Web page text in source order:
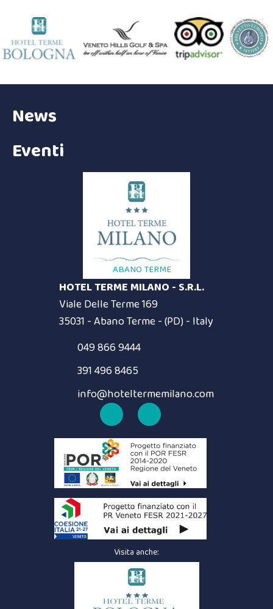
ABANO TERME
Visita anche:
HOTEL TERME MILANO - S.R.L.
Viale Delle Terme 169
35031 - Abano Terme - (PD) - Italy
049 866 9444
391 496 8465
info@hoteltermemilano.com
News
Eventi